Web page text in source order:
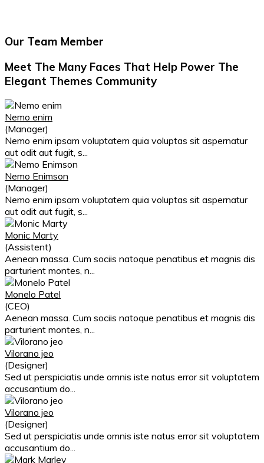
Our Team Member
Meet The Many Faces That Help Power The
Elegant Themes Community
Nemo enim
(Manager)
Nemo enim ipsam voluptatem quia voluptas sit aspernatur
aut odit aut fugit, s...
Nemo Enimson
(Manager)
Nemo enim ipsam voluptatem quia voluptas sit aspernatur
aut odit aut fugit, s...
Monic Marty
(Assistent)
Aenean massa. Cum sociis natoque penatibus et magnis dis
parturient montes, n...
Monelo Patel
(CEO)
Aenean massa. Cum sociis natoque penatibus et magnis dis
parturient montes, n...
Vilorano jeo
(Designer)
Sed ut perspiciatis unde omnis iste natus error sit voluptatem
accusantium do...
Vilorano jeo
(Designer)
Sed ut perspiciatis unde omnis iste natus error sit voluptatem
accusantium do...